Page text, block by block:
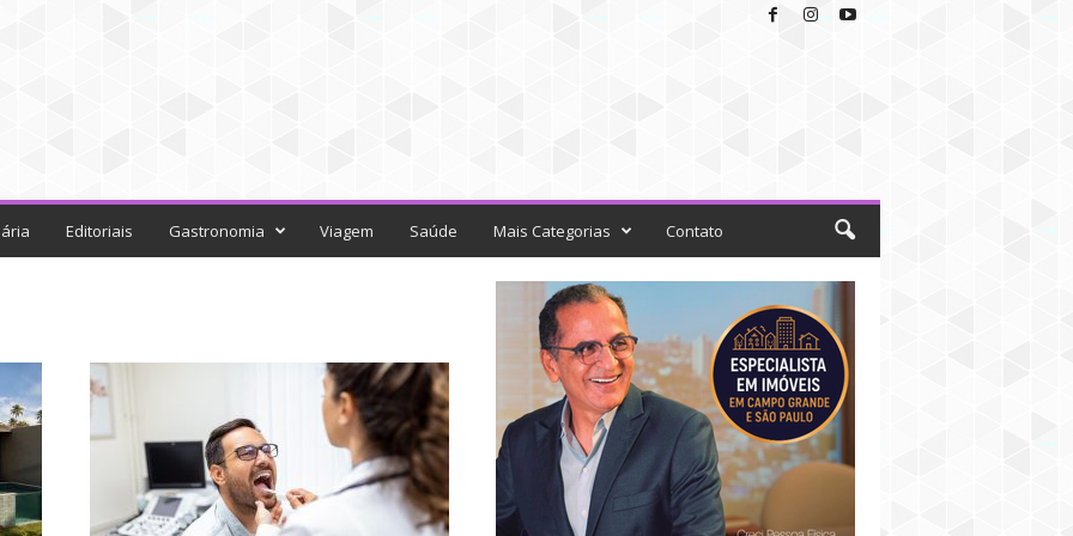
Editoriais Gastronomia Viagem Saúde Mais Categorias Contato